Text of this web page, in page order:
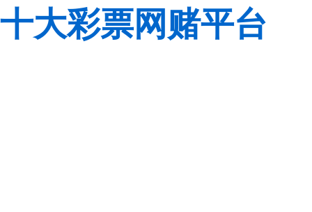
十大彩票网赌平台